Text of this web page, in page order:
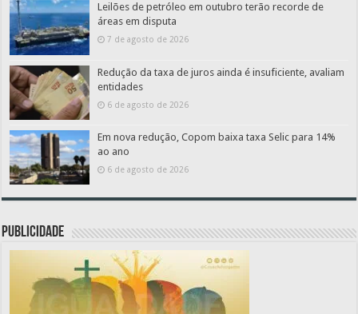
Leilões de petróleo em outubro terão recorde de
áreas em disputa
7 de agosto de 2026
Redução da taxa de juros ainda é insuficiente, avaliam
entidades
6 de agosto de 2026
Em nova redução, Copom baixa taxa Selic para 14%
ao ano
6 de agosto de 2026
PUBLICIDADE